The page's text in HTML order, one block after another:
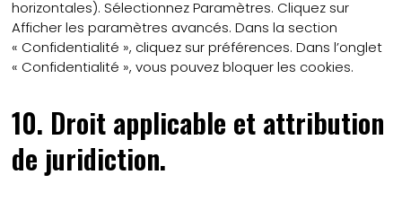
horizontales). Sélectionnez Paramètres. Cliquez sur
Afficher les paramètres avancés. Dans la section
« Confidentialité », cliquez sur préférences. Dans l’onglet
« Confidentialité », vous pouvez bloquer les cookies.
10. Droit applicable et attribution
de juridiction.